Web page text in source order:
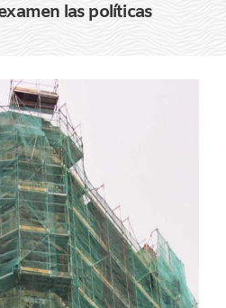
las políticas